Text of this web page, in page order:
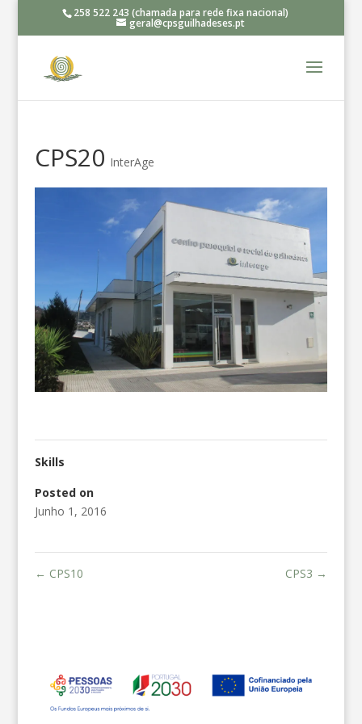
258 522 243 (chamada para rede fixa nacional)
geral@cpsguilhadeses.pt
CPS20 InterAge
Skills
Posted on
Junho 1, 2016
← CPS10 CPS3 →